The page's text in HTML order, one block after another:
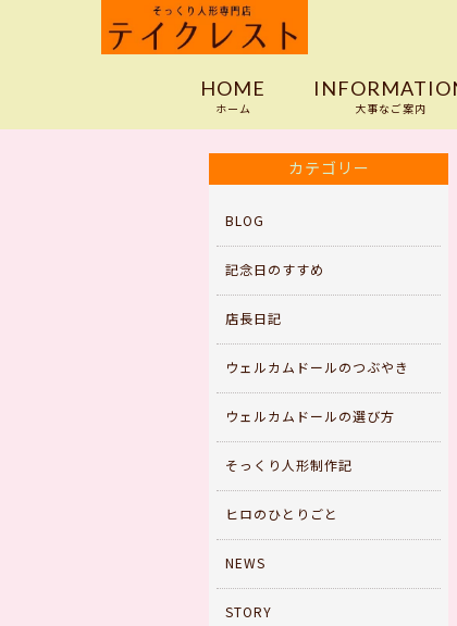
HOME
ホーム 大事なご案内
ホーム 記念日のすすめ
カテゴリー
BLOG
記念日のすすめ
店長日記
ウェルカムドールのつぶやき
ウェルカムドールの選び方
そっくり人形制作記
ヒロのひとりごと
NEWS
STORY